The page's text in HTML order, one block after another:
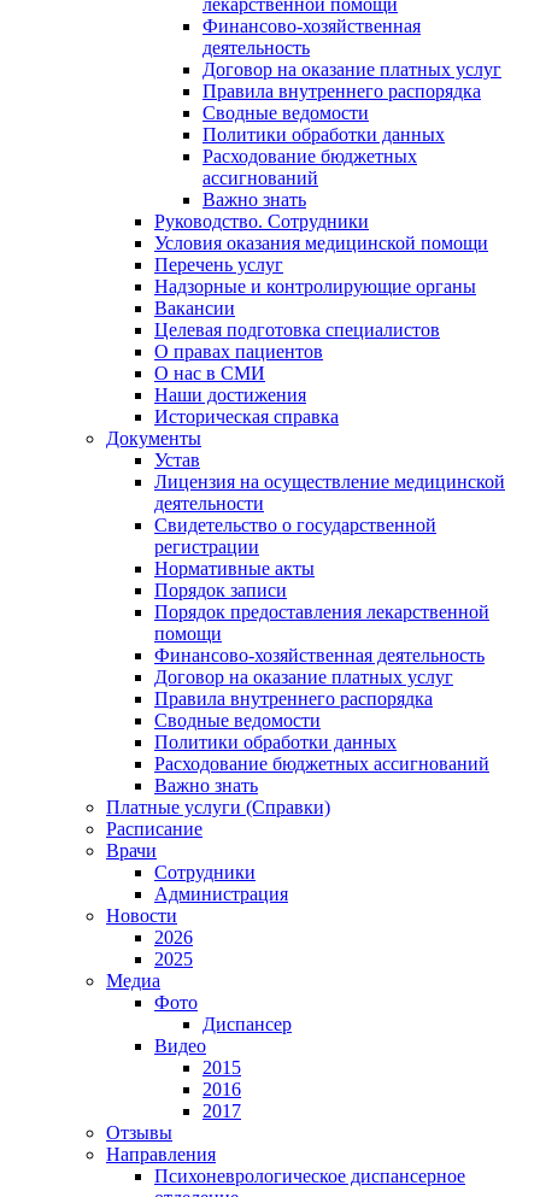
лекарственной помощи
Финансово-хозяйственная
деятельность
Договор на оказание платных услуг
Правила внутреннего распорядка
Сводные ведомости
Политики обработки данных
Расходование бюджетных
ассигнований
Важно знать
Руководство. Сотрудники
Условия оказания медицинской помощи
Перечень услуг
Надзорные и контролирующие органы
Вакансии
Целевая подготовка специалистов
О правах пациентов
О нас в СМИ
Наши достижения
Историческая справка
Документы
Устав
Лицензия на осуществление медицинской
деятельности
Свидетельство о государственной
регистрации
Нормативные акты
Порядок записи
Порядок предоставления лекарственной
помощи
Финансово-хозяйственная деятельность
Договор на оказание платных услуг
Правила внутреннего распорядка
Сводные ведомости
Политики обработки данных
Расходование бюджетных ассигнований
Важно знать
Платные услуги (Справки)
Расписание
Врачи
Сотрудники
Администрация
Новости
2026
2025
Медиа
Фото
Диспансер
Видео
2015
2016
2017
Отзывы
Направления
Психоневрологическое диспансерное